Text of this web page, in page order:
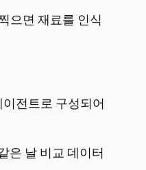
으면 재료를 인식
전트로 구성되어
은 날 비교 데이터